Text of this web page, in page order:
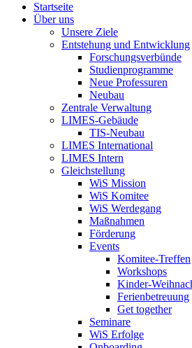
Startseite
Über uns
Unsere Ziele
Entstehung und Entwicklung
Forschungsverbünde
Studienprogramme
Neue Professuren
Neubau
Zentrale Verwaltung
LIMES-Gebäude
TIS-Neubau
LIMES International
LIMES Intern
Gleichstellung
WiS Mission
WiS Komitee
WiS Werdegang
Maßnahmen
Förderung
Events
Komitee-Treffen
Workshops
Kinder-
Ferienbetreuung
Get together
Seminare
WiS Erfolge